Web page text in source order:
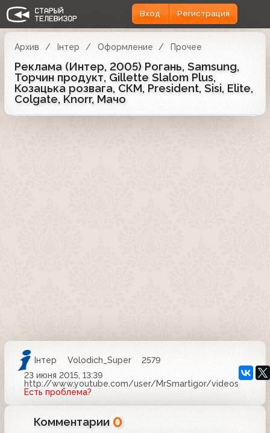
Вход Регистрация
Архив Iнтер Оформление Прочее
Реклама (Интер, 2005) Рогань, Samsung,
Торчин продукт, Gillette Slalom Plus,
Козацька розвага, СКМ, President, Sisi, Elite,
Colgate, Knorr, Мачо
Iнтер Volodich_Super
2579
23 июня 2015, 13:39
http://www.youtube.com/user/MrSmartigor/videos
Есть проблема?
Комментарии 0